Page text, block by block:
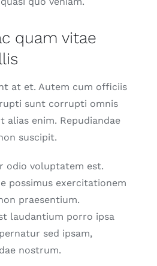
quam vitae
at et. Autem cum officiis
sunt corrupti omnis
alias enim. Repudiandae
suscipit.
odio voluptatem est.
possimus exercitationem
praesentium.
laudantium porro ipsa
sed ipsam,
nostrum.